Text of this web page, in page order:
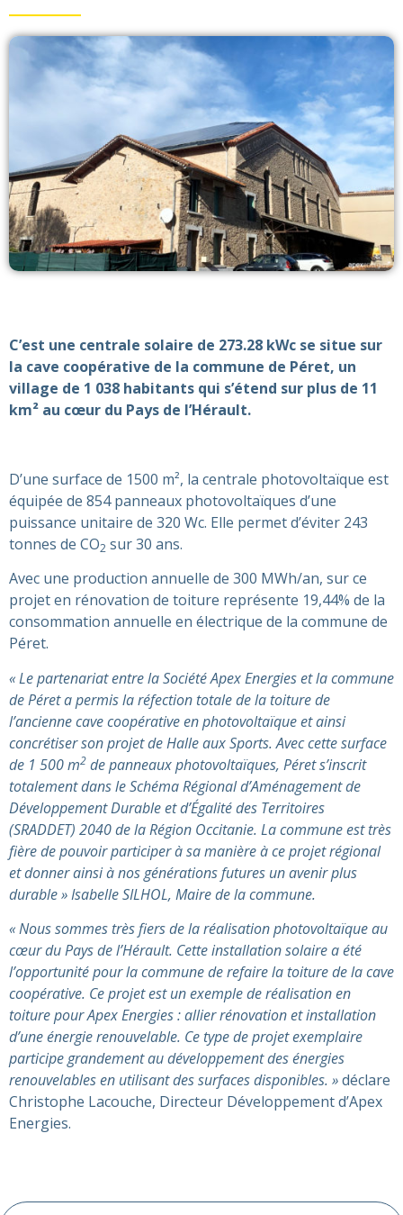
C’est une centrale solaire de 273.28 kWc se situe sur
la cave coopérative de la commune de Péret, un
village de 1 038 habitants qui s’étend sur plus de 11
km² au cœur du Pays de l’Hérault.
D’une surface de 1500 m², la centrale photovoltaïque est
équipée de 854 panneaux photovoltaïques d’une
puissance unitaire de 320 Wc. Elle permet d’éviter 243
tonnes de CO2 sur 30 ans.
Avec une production annuelle de 300 MWh/an, sur ce
projet en rénovation de toiture représente 19,44% de la
consommation annuelle en électrique de la commune de
Péret.
« Le partenariat entre la Société Apex Energies et la commune
de Péret a permis la réfection totale de la toiture de
l’ancienne cave coopérative en photovoltaïque et ainsi
concrétiser son projet de Halle aux Sports. Avec cette surface
de 1 500 m2 de panneaux photovoltaïques, Péret s’inscrit
totalement dans le Schéma Régional d’Aménagement de
Développement Durable et d’Égalité des Territoires
(SRADDET) 2040 de la Région Occitanie. La commune est très
fière de pouvoir participer à sa manière à ce projet régional
et donner ainsi à nos générations futures un avenir plus
durable » Isabelle SILHOL, Maire de la commune.
« Nous sommes très fiers de la réalisation photovoltaïque au
cœur du Pays de l’Hérault. Cette installation solaire a été
l’opportunité pour la commune de refaire la toiture de la cave
coopérative. Ce projet est un exemple de réalisation en
toiture pour Apex Energies : allier rénovation et installation
d’une énergie renouvelable. Ce type de projet exemplaire
participe grandement au développement des énergies
renouvelables en utilisant des surfaces disponibles. »déclare
Christophe Lacouche, Directeur Développement d’Apex
Energies.